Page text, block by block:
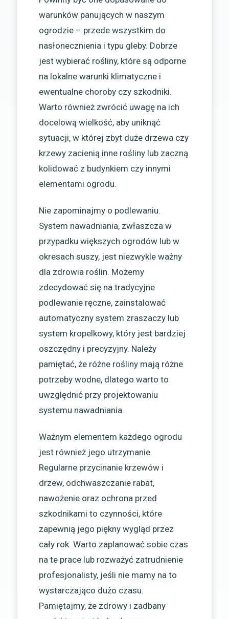
warunków panujących w naszym
ogrodzie – przede wszystkim do
nasłonecznienia i typu gleby. Dobrze
jest wybierać rośliny, które są odporne
na lokalne warunki klimatyczne i
ewentualne choroby czy szkodniki.
Warto również zwrócić uwagę na ich
docelową wielkość, aby uniknąć
sytuacji, w której zbyt duże drzewa czy
krzewy zacienią inne rośliny lub zaczną
kolidować z budynkiem czy innymi
elementami ogrodu.
Nie zapominajmy o podlewaniu.
System nawadniania, zwłaszcza w
przypadku większych ogrodów lub w
okresach suszy, jest niezwykle ważny
dla zdrowia roślin. Możemy
zdecydować się na tradycyjne
podlewanie ręczne, zainstalować
automatyczny system zraszaczy lub
system kropelkowy, który jest bardziej
oszczędny i precyzyjny. Należy
pamiętać, że różne rośliny mają różne
potrzeby wodne, dlatego warto to
uwzględnić przy projektowaniu
systemu nawadniania.
Ważnym elementem każdego ogrodu
jest również jego utrzymanie.
Regularne przycinanie krzewów i
drzew, odchwaszczanie rabat,
nawożenie oraz ochrona przed
szkodnikami to czynności, które
zapewnią jego piękny wygląd przez
cały rok. Warto zaplanować sobie czas
na te prace lub rozważyć zatrudnienie
profesjonalisty, jeśli nie mamy na to
wystarczająco dużo czasu.
Pamiętajmy, że zdrowy i zadbany